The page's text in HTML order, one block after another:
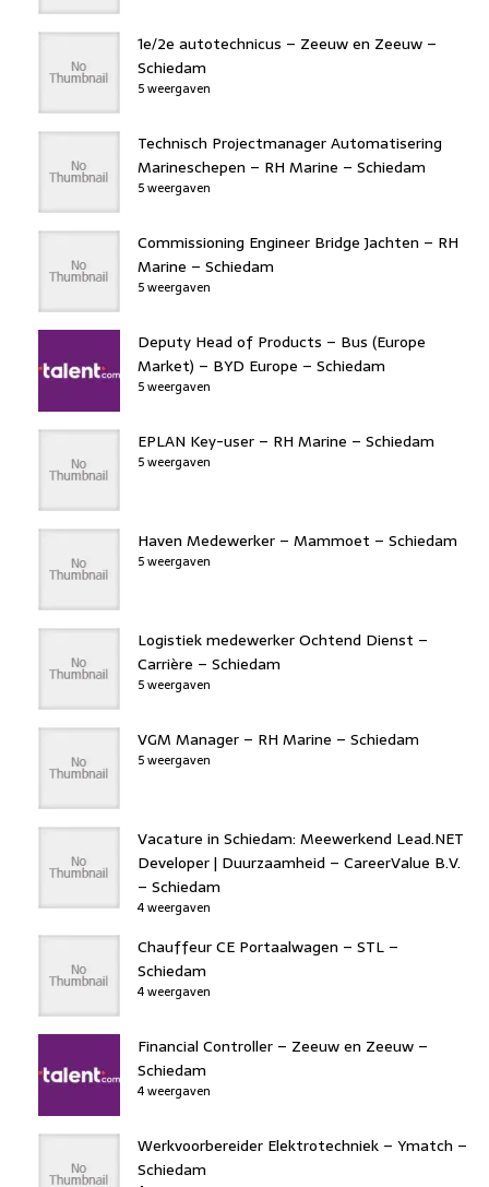
1e/2e autotechnicus – Zeeuw en Zeeuw –
Schiedam
5 weergaven
Technisch Projectmanager Automatisering
Marineschepen – RH Marine – Schiedam
5 weergaven
Commissioning Engineer Bridge Jachten – RH
Marine – Schiedam
5 weergaven
Deputy Head of Products – Bus (Europe
Market) – BYD Europe – Schiedam
5 weergaven
EPLAN Key-user – RH Marine – Schiedam
5 weergaven
Haven Medewerker – Mammoet – Schiedam
5 weergaven
Logistiek medewerker Ochtend Dienst –
Carrière – Schiedam
5 weergaven
VGM Manager – RH Marine – Schiedam
5 weergaven
Vacature in Schiedam: Meewerkend Lead.NET
Developer | Duurzaamheid – CareerValue B.V.
– Schiedam
4 weergaven
Chauffeur CE Portaalwagen – STL –
Schiedam
4 weergaven
Financial Controller – Zeeuw en Zeeuw –
Schiedam
4 weergaven
Werkvoorbereider Elektrotechniek – Ymatch –
Schiedam